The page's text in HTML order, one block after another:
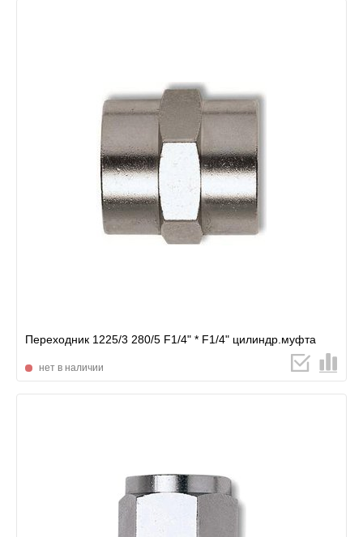
Переходник 1225/3 280/5 F1/4" * F1/4" цилиндр.муфта
нет в наличии